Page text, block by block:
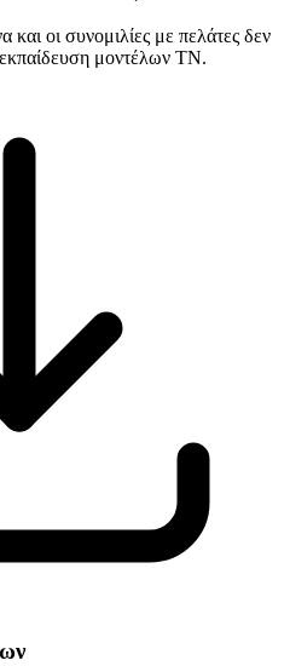
και οι συνομιλίες με πελάτες δεν
εκπαίδευση μοντέλων ΤΝ.